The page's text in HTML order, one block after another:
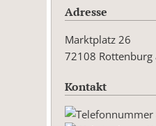
Adresse
Marktplatz 26
72108 Rottenburg
Kontakt